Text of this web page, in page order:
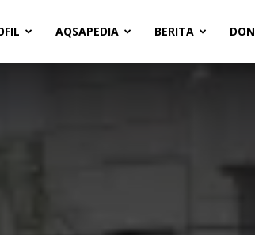
AQSAPEDIA BERITA